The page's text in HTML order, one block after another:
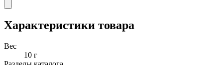
Характеристики товара
Вес
10 г